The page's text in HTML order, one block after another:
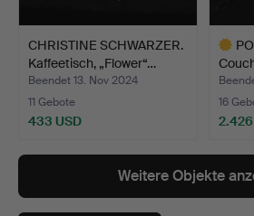
CHRISTINE SCHWARZER.
Kaffeetisch, „Flower“…
Beendet 13. Nov 2024
11 Gebote
433 USD
16
Weitere Objekte